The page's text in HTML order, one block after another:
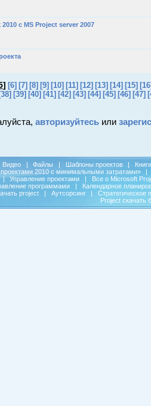
c MS Project server 2007
] [6] [7] [8] [9] [10] [11] [12] [13] [14] [15]
[38] [39] [40] [41] [42] [43] [44] [45] [46] [47]
авторизуйтесьили
Видео | Файлы | Шаблоны проектов |
Книги
2010 с минимальными затратами»
|
| Управление проектами |
Все о Microsoft
программами |
Календарное
project | Аутсорсинг |
Стратегическое
Project скачать